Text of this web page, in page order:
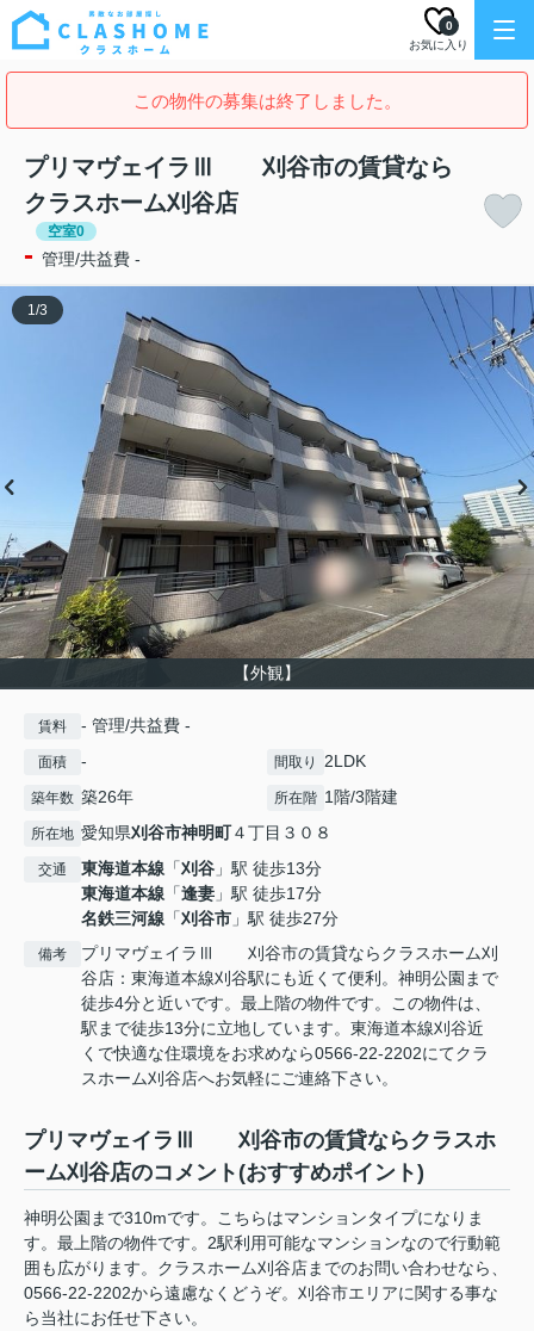
お気に入り
0
この物件の募集は終了しました。
プリマヴェイラⅢ 刈谷市の賃貸なら
クラスホーム刈谷店
空室0
- 管理/共益費 -
【外観】
1/3
賃料 - 管理/共益費 -
面積 - 間取り 2LDK
築年数 築26年 所在階 1階/3階建
所在地 愛知県刈谷市神明町４丁目３０８
交通 東海道本線 「刈谷 」駅 徒歩13分
東海道本線 「逢妻 」駅 徒歩17分
名鉄三河線 「刈谷市 」駅 徒歩27分
備考
プリマヴェイラⅢ 刈谷市の賃貸ならクラスホーム刈
谷店：東海道本線刈谷駅にも近くて便利。神明公園まで
徒歩4分と近いです。最上階の物件です。この物件は、
駅まで徒歩13分に立地しています。東海道本線刈谷近
くで快適な住環境をお求めなら0566-22-2202にてクラ
スホーム刈谷店へお気軽にご連絡下さい。
プリマヴェイラⅢ 刈谷市の賃貸ならクラスホ
ーム刈谷店のコメント(おすすめポイント)
神明公園まで310mです。こちらはマンションタイプになりま
す。最上階の物件です。2駅利用可能なマンションなので行動範
囲も広がります。クラスホーム刈谷店までのお問い合わせなら、
0566-22-2202から遠慮なくどうぞ。刈谷市エリアに関する事な
ら当社にお任せ下さい。